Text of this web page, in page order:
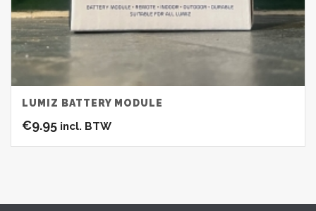
LUMIZ BATTERY MODULE
€9.95 incl. BTW